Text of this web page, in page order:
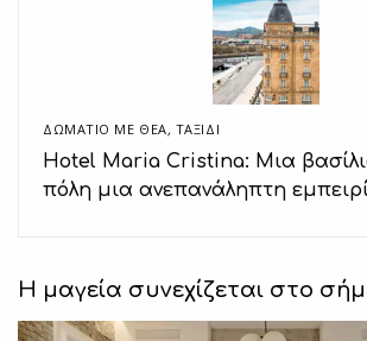
ΔΩΜΆΤΙΟ ΜΕ ΘΈΑ, ΤΑΞΙΔΙ
Hotel Maria Cristina: Μια
πόλη μια ανεπανάληπτη
Η μαγεία συνεχίζεται στο